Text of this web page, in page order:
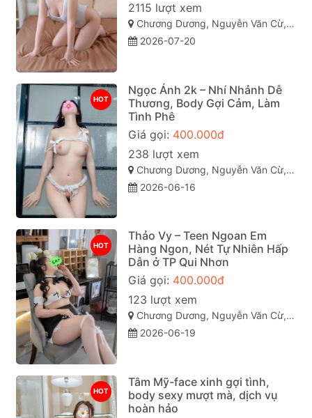
2115 lượt xem
Chương Dương, Nguyễn Văn Cừ, Quy Nhơn, Bình Định
2026-07-20
HOT
Ngọc Ánh 2k – Nhí Nhảnh Dễ
Thương, Body Gợi Cảm, Làm
Tình Phê
Giá gọi: 400.000đ
238 lượt xem
Chương Dương, Nguyễn Văn Cừ, TP Quy Nhơn
2026-06-16
HOT
Thảo Vy – Teen Ngoan Em
Hàng Ngon, Nét Tự Nhiên Hấp
Dẫn ở TP Qui Nhơn
Giá gọi: 400.000đ
123 lượt xem
Chương Dương, Nguyễn Văn Cừ, TP Quy Nhơn
2026-06-19
HOT
Tâm Mỹ-face xinh gợi tình,
body sexy mượt mà, dịch vụ
hoàn hảo